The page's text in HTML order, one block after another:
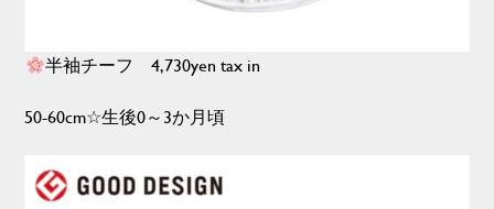
半袖チーフ 4,730yen tax in
50-60cm☆生後0～3か月頃